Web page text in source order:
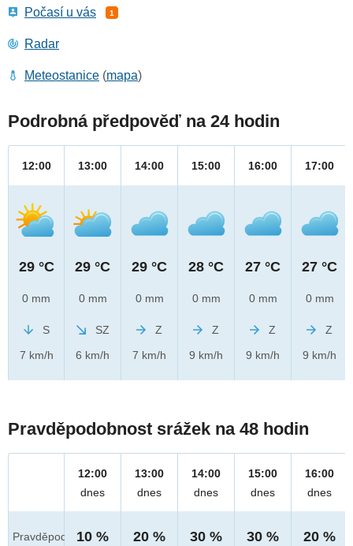
Počasí u vás 1
Radar
Meteostanice (mapa)
Podrobná předpověď na 24 hodin
12:00
29 °C
0 mm
S
7 km/h
13:00
29 °C
0 mm
SZ
6 km/h
14:00
29 °C
0 mm
Z
7 km/h
15:00
28 °C
0 mm
Z
9 km/h
16:00
27 °C
0 mm
Z
9 km/h
17:00
27 °C
0 mm
Z
9 km/h
Pravděpodobnost srážek na 48 hodin
Pravděpod.
12:00
dnes
10 %
13:00
dnes
20 %
14:00
dnes
30 %
15:00
dnes
30 %
16:00
dnes
20 %